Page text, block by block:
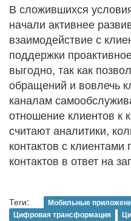
В сложившихся
начали активнее
взаимодействие с
поддержки
выгодно, так как
обращений и вовлечь
каналам
отношение клиентов к
считают аналитики,
контактов с
контактов в ответ на
Теги: Мобильные
Цифровая трансформация